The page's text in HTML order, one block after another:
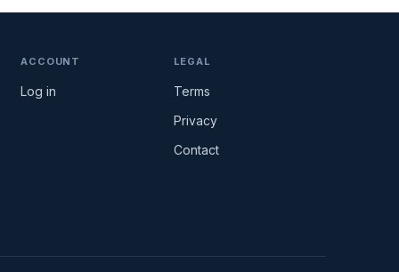
ACCOUNT
Log in
LEGAL
Terms
Privacy
Contact